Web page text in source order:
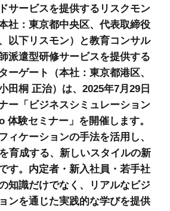
サービスを提供するリスクモン
社：東京都中央区、代表取締役
下リスモン）と教育コンサル
派遣型研修サービスを提供する
ーゲート（本社：東京都港区、
田桐 正治）は、2025年7月29日
ー「ビジネスシミュレーション
験セミナー」を開催します。
ィケーションの手法を活用し、
育成する、新しいスタイルの新
す。内定者・新入社員・若手社
知識だけでなく、リアルなビジ
ンを通じた実践的な学びを提供